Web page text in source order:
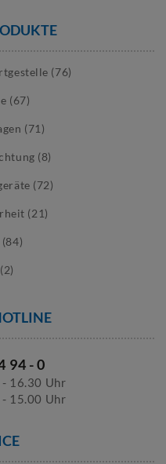
(76)
(67)
(71)
(8)
(72)
(21)
94 - 0
16.30 Uhr
15.00 Uhr